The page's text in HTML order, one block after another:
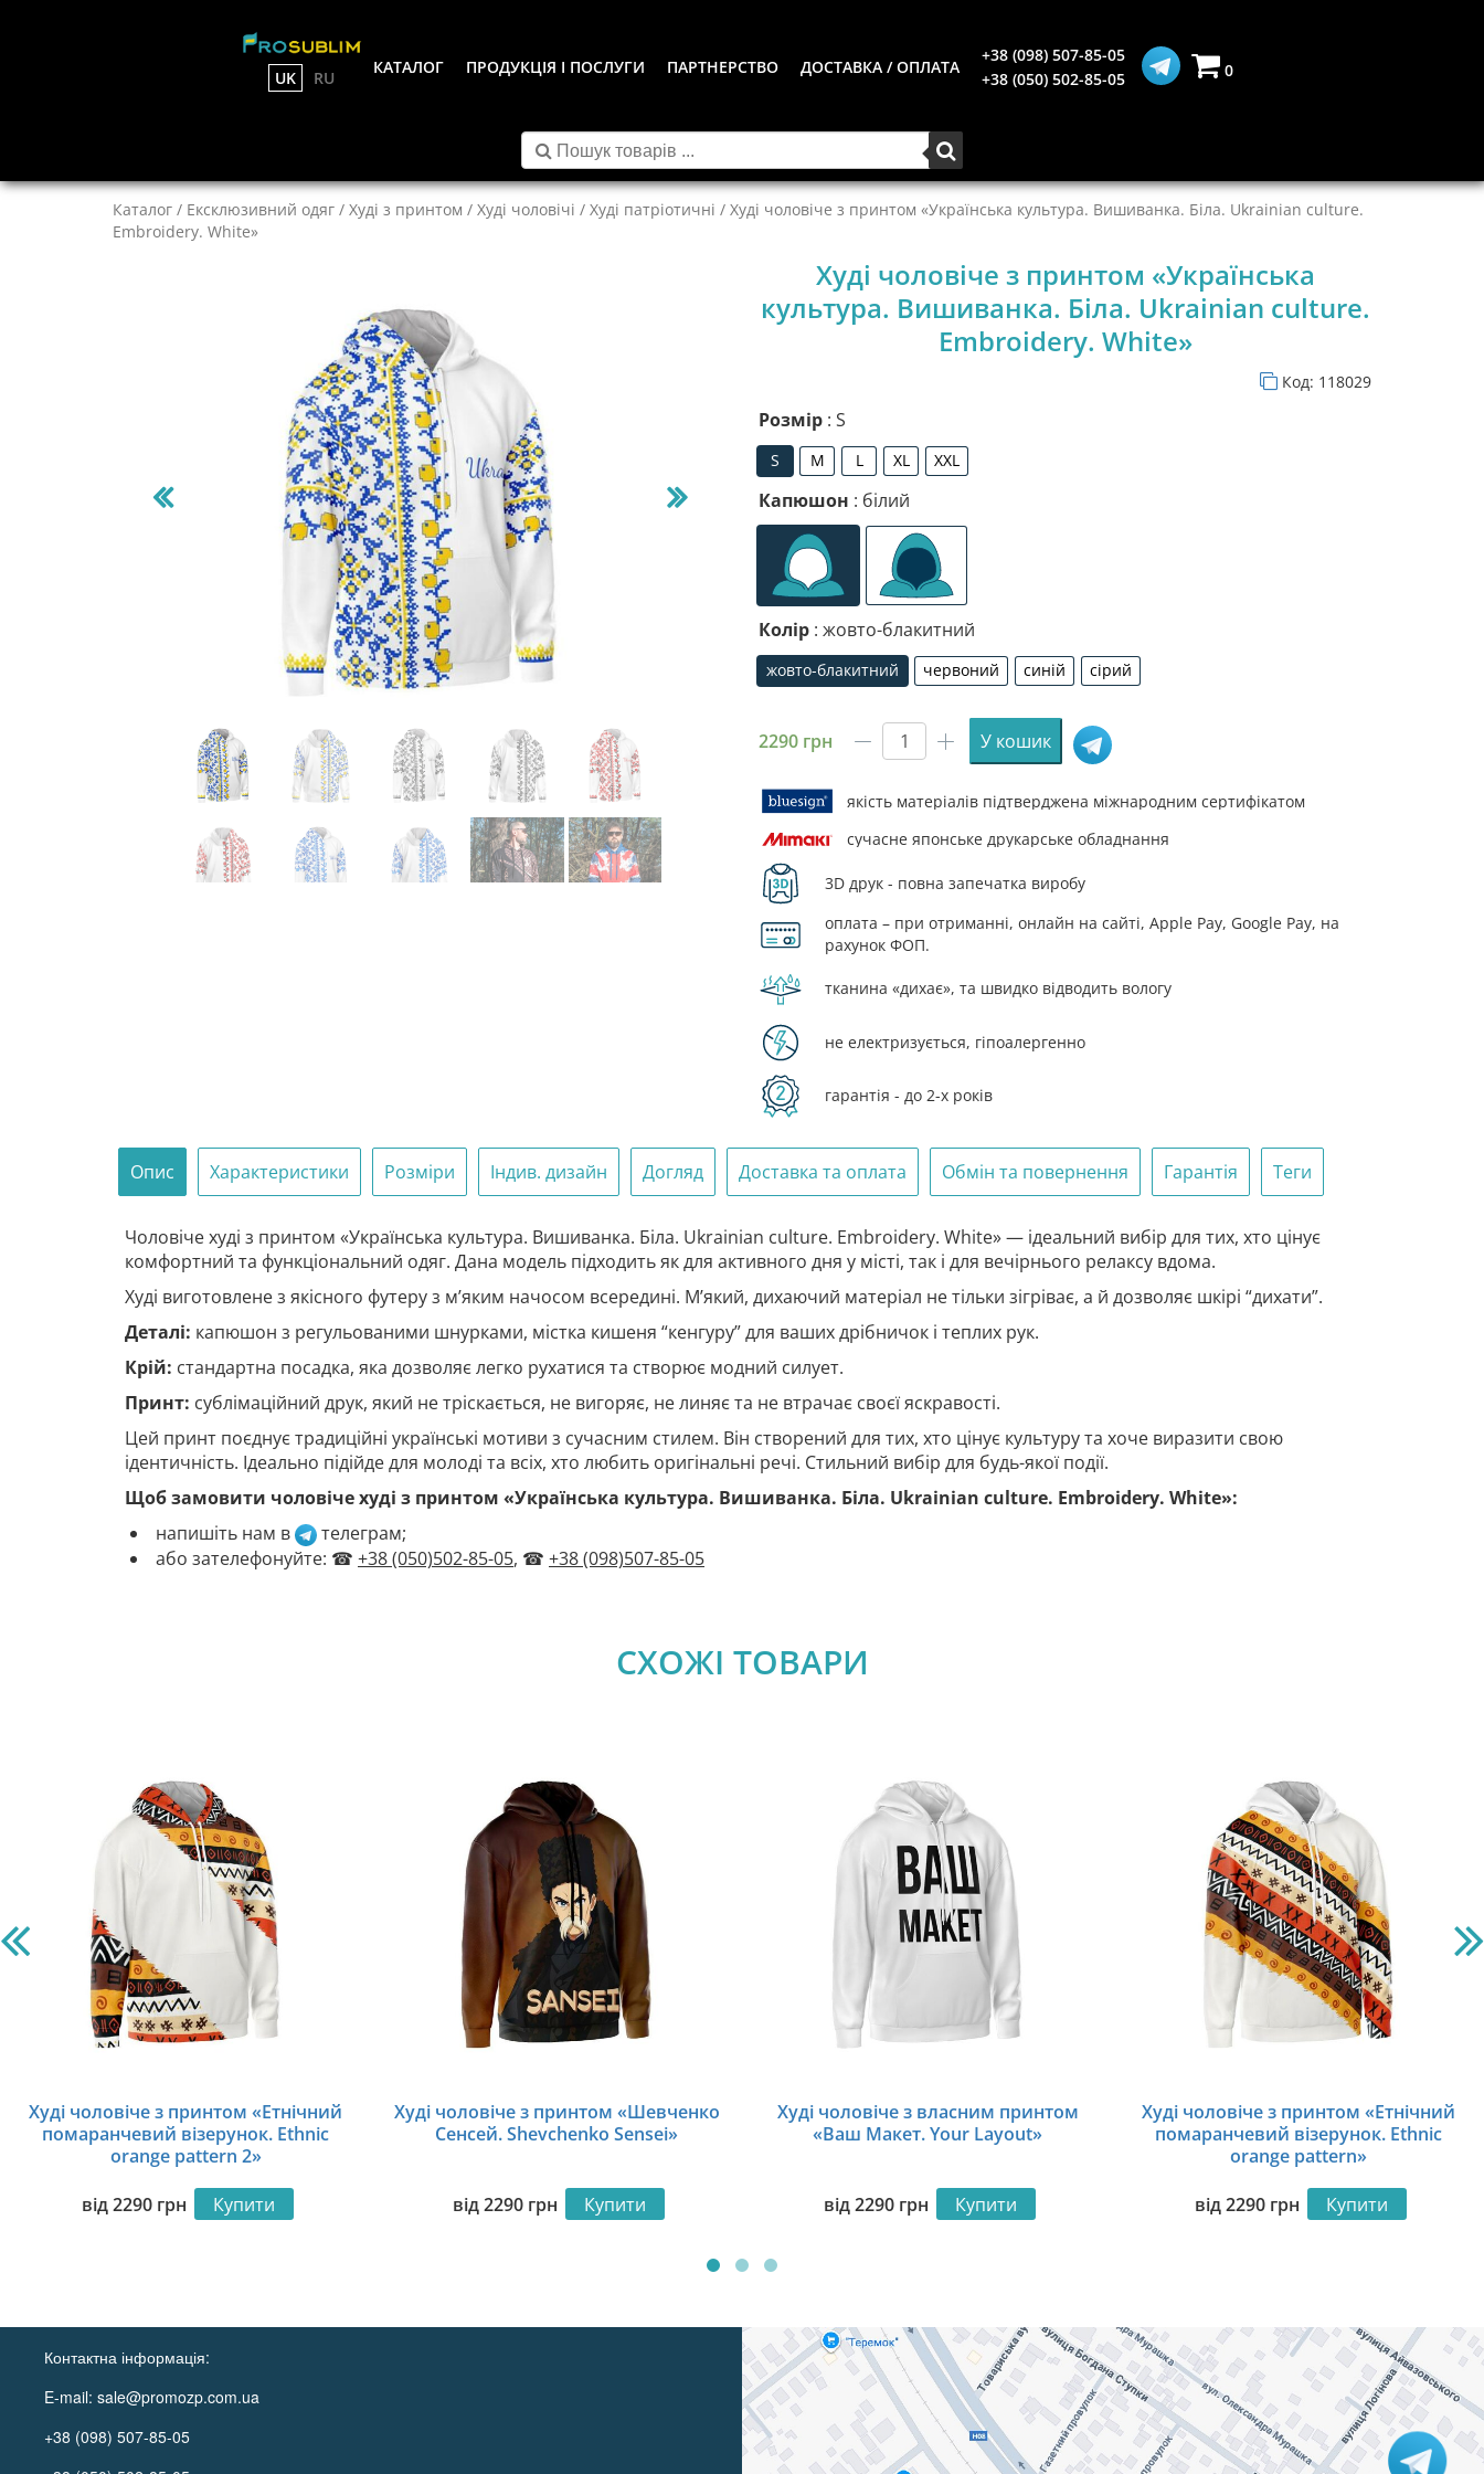
UK RU
КАТАЛОГ ПРОДУКЦІЯ І ПОСЛУГИ ПАРТНЕРСТВО ДОСТАВКА / ОПЛАТА
+38 (098) 507-85-05
+38 (050) 502-85-05
0
Каталог / Ексклюзивний одяг / Худі з принтом / Худі чоловічі / Худі патріотичні / Худі чоловіче з принтом «Українська культура. Вишиванка. Біла. Ukrainian culture.
Embroidery. White»
Худі чоловіче з принтом «Українська
культура. Вишиванка. Біла. Ukrainian culture.
Embroidery. White»
Код: 118029
Розмір : S
S
S
M
M
L
L
XL
XL
XXL
XXL
Капюшон : білий
Колір : жовто-блакитний
жовто-блакитний
жовто-блакитний
червоний
червоний
синій
синій
сірий
сірий
2290 грн
Худі
з
«Українська
Вишиванка.
Біла.
Ukrainian
Embroidery.
кількість
У кошик
якість матеріалів підтверджена міжнародним сертифікатом
сучасне японське друкарське обладнання
3D друк - повна запечатка виробу
оплата – при отриманні, онлайн на сайті, Apple Pay, Google Pay, на
рахунок ФОП.
тканина «дихає», та швидко відводить вологу
не електризується, гіпоалергенно
гарантія - до 2-х років
Опис Характеристики Розміри Індив. дизайн Догляд Доставка та оплата Обмін та повернення Гарантія Теги
Чоловіче худі з принтом «Українська культура. Вишиванка. Біла. Ukrainian culture. Embroidery. White» — ідеальний вибір для тих, хто цінує
комфортний та функціональний одяг. Дана модель підходить як для активного дня у місті, так і для вечірнього релаксу вдома.
Худі виготовлене з якісного футеру з м’яким начосом всередині. М’який, дихаючий матеріал не тільки зігріває, а й дозволяє шкірі “дихати”.
Деталі: капюшон з регульованими шнурками, містка кишеня “кенгуру” для ваших дрібничок і теплих рук.
Крій: стандартна посадка, яка дозволяє легко рухатися та створює модний силует.
Принт: сублімаційний друк, який не тріскається, не вигоряє, не линяє та не втрачає своєї яскравості.
Цей принт поєднує традиційні українські мотиви з сучасним стилем. Він створений для тих, хто цінує культуру та хоче виразити свою
ідентичність. Ідеально підійде для молоді та всіх, хто любить оригінальні речі. Стильний вибір для будь-якої події.
Щоб замовити чоловіче худі з принтом «Українська культура. Вишиванка. Біла. Ukrainian culture. Embroidery. White»:
напишіть нам в
телеграм;
або зателефонуйте: ☎ +38 (050)502-85-05, ☎ +38 (098)507-85-05
СХОЖІ ТОВАРИ
Худі чоловіче з принтом «Етнічний
помаранчевий візерунок. Ethnic
orange pattern 2»
від2290 грн Купити
Худі чоловіче з принтом «Шевченко
Сенсей. Shevchenko Sensei»
від2290 грн Купити
Худі чоловіче з власним принтом
«Ваш Макет. Your Layout»
від2290 грн Купити
Худі чоловіче з принтом «Етнічний
помаранчевий візерунок. Ethnic
orange pattern»
від2290 грн Купити
Контактна інформація:
E-mail:sale@promozp.com.ua
+38 (098) 507-85-05